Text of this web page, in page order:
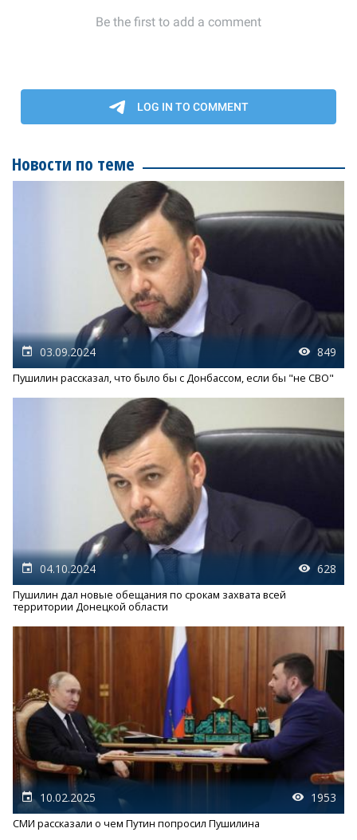
Новости по теме
03.09.2024 849
Пушилин рассказал, что было бы с Донбассом, если бы "не СВО"
04.10.2024 628
Пушилин дал новые обещания по срокам захвата всей
территории Донецкой области
10.02.2025 1953
СМИ рассказали о чем Путин попросил Пушилина